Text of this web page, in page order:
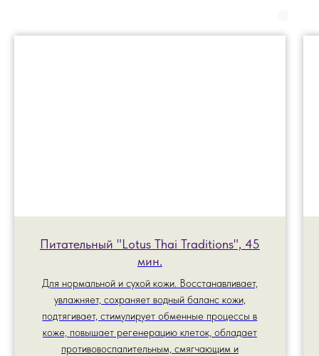
Питательный "Lotus Thai Traditions", 45
мин.
Для нормальной и сухой кожи. Восстанавливает,
увлажняет, сохраняет водный баланс кожи,
подтягивает, стимулирует обменные процессы в
коже, повышает регенерацию клеток, обладает
противовоспалительным, смягчающим и